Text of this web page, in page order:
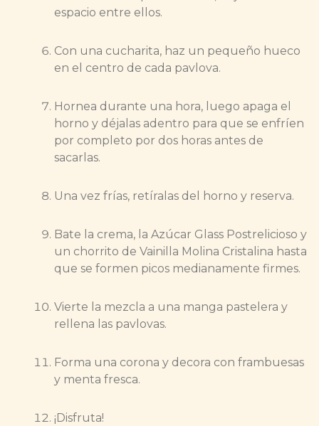
espacio entre ellos.
Con una cucharita, haz un pequeño hueco
en el centro de cada pavlova.
Hornea durante una hora, luego apaga el
horno y déjalas adentro para que se enfríen
por completo por dos horas antes de
sacarlas.
Una vez frías, retíralas del horno y reserva.
Bate la crema, la Azúcar Glass Postrelicioso y
un chorrito de Vainilla Molina Cristalina hasta
que se formen picos medianamente firmes.
Vierte la mezcla a una manga pastelera y
rellena las pavlovas.
Forma una corona y decora con frambuesas
y menta fresca.
¡Disfruta!